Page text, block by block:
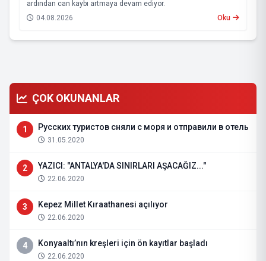
ardından can kaybı artmaya devam ediyor.
04.08.2026
Oku
ÇOK OKUNANLAR
1 Русских туристов сняли с моря и отправили в отель
31.05.2020
2 YAZICI: "ANTALYA'DA SINIRLARI AŞACAĞIZ..."
22.06.2020
3 Kepez Millet Kıraathanesi açılıyor
22.06.2020
4 Konyaaltı’nın kreşleri için ön kayıtlar başladı
22.06.2020